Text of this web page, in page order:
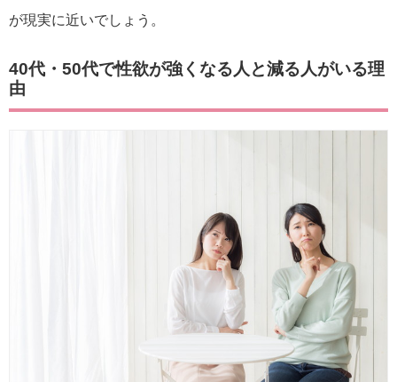
が現実に近いでしょう。
40代・50代で性欲が強くなる人と減る人がいる理
由